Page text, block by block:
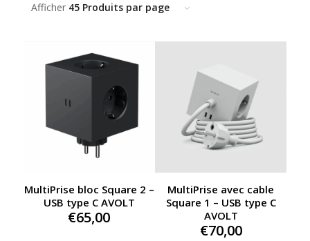
Afficher 45 Produits par page
MultiPrise bloc Square 2 –
USB type C AVOLT
€65,00
MultiPrise avec cable
Square 1 – USB type C
AVOLT
€70,00